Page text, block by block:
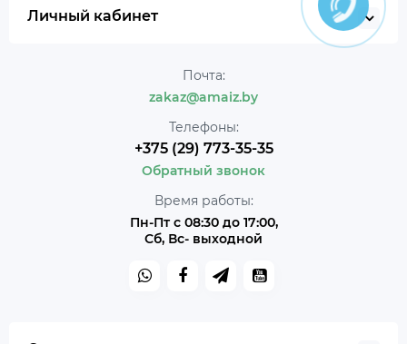
Личный кабинет
Почта:
zakaz@amaiz.by
Телефоны:
+375 (29) 773-35-35
Обратный звонок
Время работы:
Пн-Пт с 08:30 до 17:00,
Сб, Вс- выходной